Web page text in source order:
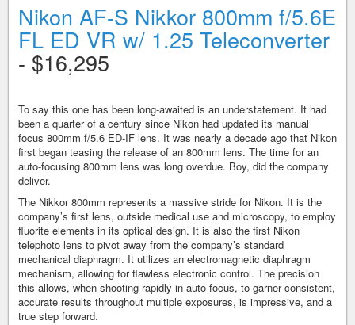
Nikon AF-S Nikkor 800mm f/5.6E
FL ED VR w/ 1.25 Teleconverter
- $16,295
To say this one has been long-awaited is an understatement. It had
been a quarter of a century since Nikon had updated its manual
focus 800mm f/5.6 ED-IF lens. It was nearly a decade ago that Nikon
first began teasing the release of an 800mm lens. The time for an
auto-focusing 800mm lens was long overdue. Boy, did the company
deliver.
The Nikkor 800mm represents a massive stride for Nikon. It is the
company’s first lens, outside medical use and microscopy, to employ
fluorite elements in its optical design. It is also the first Nikon
telephoto lens to pivot away from the company’s standard
mechanical diaphragm. It utilizes an electromagnetic diaphragm
mechanism, allowing for flawless electronic control. The precision
this allows, when shooting rapidly in auto-focus, to garner consistent,
accurate results throughout multiple exposures, is impressive, and a
true step forward.